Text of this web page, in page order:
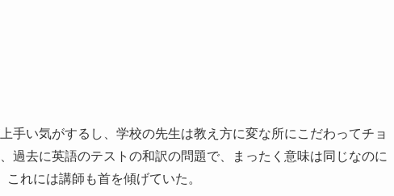
手い気がするし、学校の先生は教え方に変な所にこだわってチョ
過去に英語のテストの和訳の問題で、まったく意味は同じなのに
れには講師も首を傾げていた。